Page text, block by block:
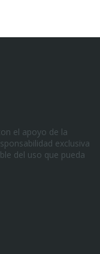
el apoyo de la
exclusiva
del uso que pueda